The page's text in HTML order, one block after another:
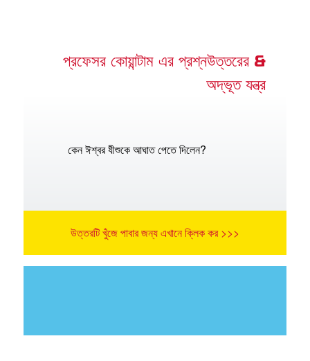
প্রফেসর কোয়ান্টাম এর প্রশ্নউত্তরের &
অদ্ভূত যন্ত্র
কেন ঈশ্বর যীশুকে আঘাত পেতে দিলেন?
উত্তরটি খুঁজে পাবার জন্য এখানে ক্লিক কর >>>